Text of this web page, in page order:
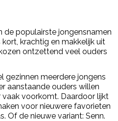
de populairste jongensnamen
krachtig en makkelijk uit
ontzettend veel ouders
gezinnen meerdere jongens
aanstaande ouders willen
vaak voorkomt. Daardoor lijkt
voor nieuwere favorieten
Of de nieuwe variant: Senn.